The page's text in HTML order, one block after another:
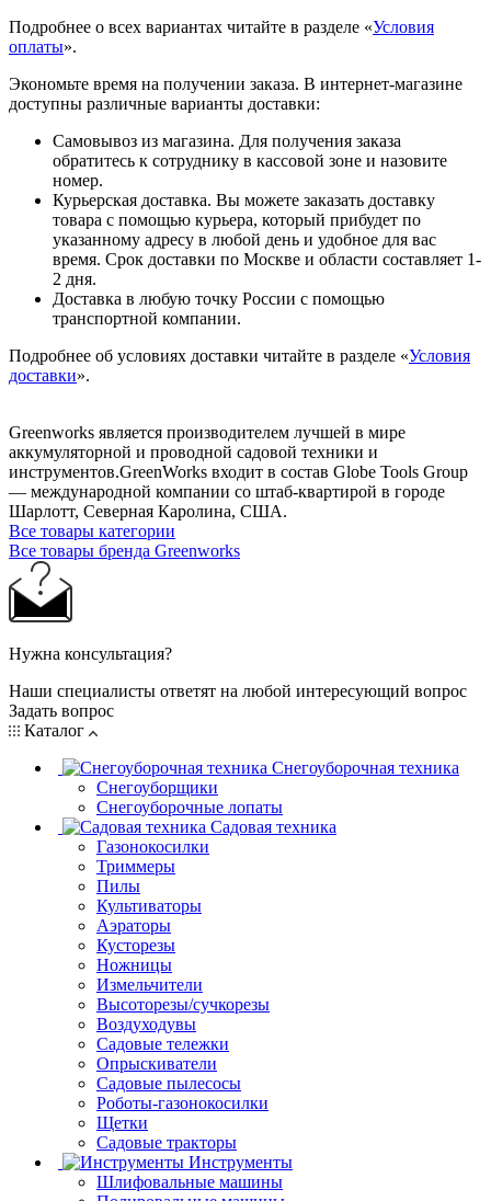
Подробнее о всех вариантах читайте в разделе «Условия
оплаты».
Экономьте время на получении заказа. В интернет-магазине
доступны различные варианты доставки:
Самовывоз из магазина. Для получения заказа
обратитесь к сотруднику в кассовой зоне и назовите
номер.
Курьерская доставка. Вы можете заказать доставку
товара с помощью курьера, который прибудет по
указанному адресу в любой день и удобное для вас
время. Срок доставки по Москве и области составляет 1-
2 дня.
Доставка в любую точку России с помощью
транспортной компании.
Подробнее об условиях доставки читайте в разделе «Условия
доставки».
Greenworks является производителем лучшей в мире
аккумуляторной и проводной садовой техники и
инструментов.GreenWorks входит в состав Globe Tools Group
— международной компании со штаб-квартирой в городе
Шарлотт, Северная Каролина, США.
Все товары категории
Все товары бренда Greenworks
Нужна консультация?
Наши специалисты ответят на любой интересующий вопрос
Задать вопрос
Каталог
Снегоуборочная техника
Снегоуборщики
Снегоуборочные лопаты
Садовая техника
Газонокосилки
Триммеры
Пилы
Культиваторы
Аэраторы
Кусторезы
Ножницы
Измельчители
Высоторезы/сучкорезы
Воздуходувы
Садовые тележки
Опрыскиватели
Садовые пылесосы
Роботы-газонокосилки
Щетки
Садовые тракторы
Инструменты
Шлифовальные машины